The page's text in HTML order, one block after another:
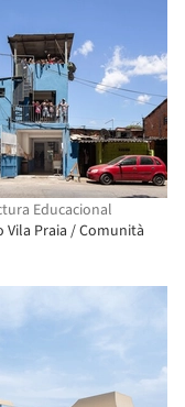
Educacional
Praia / Comunità